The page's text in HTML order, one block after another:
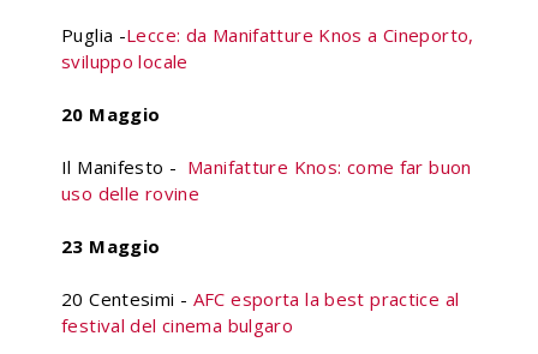
Puglia -Lecce: da Manifatture Knos a Cineporto,
sviluppo locale
20 Maggio
Il Manifesto - Manifatture Knos: come far buon
uso delle rovine
23 Maggio
20 Centesimi - AFC esporta la best practice al
festival del cinema bulgaro